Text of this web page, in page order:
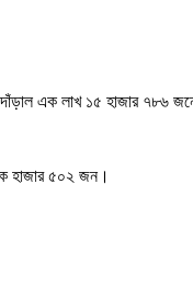
এক লাখ ১৫ হাজার ৭৮৬
হাজার ৫০২ জন।